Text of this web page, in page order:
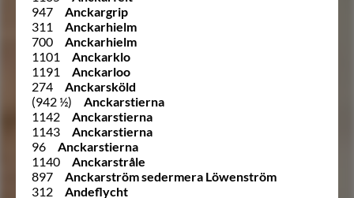
947
Anckargrip
311
Anckarhielm
700
Anckarhielm
1101
Anckarklo
1191
Anckarloo
274
Anckarsköld
(942 ½)
Anckarstierna
1142
Anckarstierna
1143
Anckarstierna
96
Anckarstierna
1140
Anckarstråle
897
Anckarström sedermera Löwenström
312
Andeflycht